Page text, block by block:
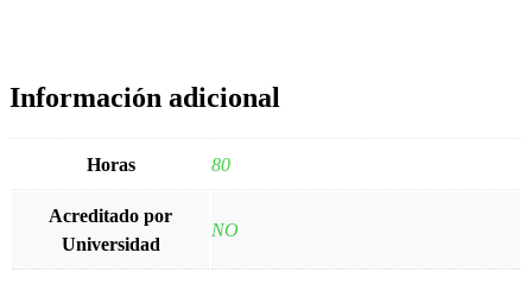
Información adicional
Horas 80
Acreditado por
Universidad
NO